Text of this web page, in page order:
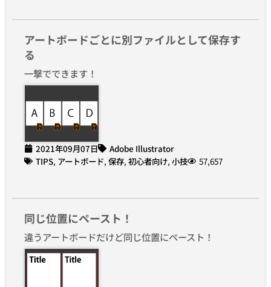
アートボードごとに別ファイルとして保存す
る
一撃でできます！
2021年09月07日
Adobe Illustrator
TIPS, アートボード, 保存, 初心者向け, 小技 57,657
同じ位置にペースト！
違うアートボードだけど同じ位置にペースト！